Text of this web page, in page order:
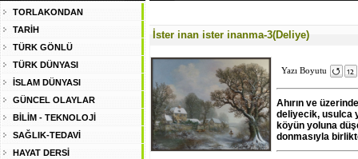
İster inan ister inanma-3(Deliye)
Yazı Boyutu
Ahırın ve
deliyecik, usulca
köyün yoluna
donmasıyla
TORLAKONDAN
TARİH
TÜRK GÖNLÜ
TÜRK DÜNYASI
İSLAM DÜNYASI
GÜNCEL OLAYLAR
BİLİM - TEKNOLOJİ
SAĞLIK-TEDAVİ
HAYAT DERSİ